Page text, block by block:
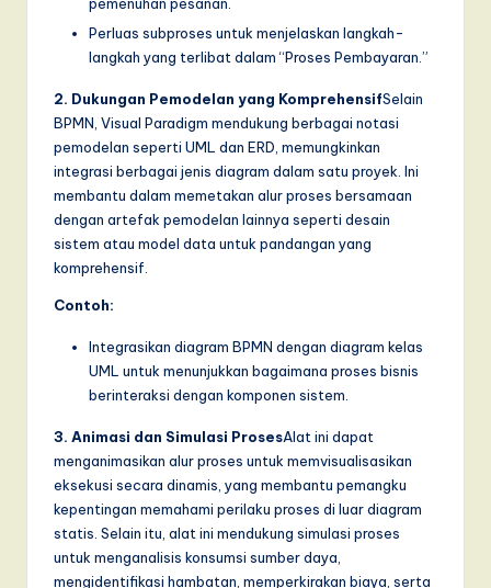
d
D
it
pemenuhan pesanan.
Perluas subproses untuk menjelaskan langkah-
langkah yang terlibat dalam “Proses Pembayaran.”
2. Dukungan Pemodelan yang KomprehensifSelain
BPMN, Visual Paradigm mendukung berbagai notasi
pemodelan seperti UML dan ERD, memungkinkan
integrasi berbagai jenis diagram dalam satu proyek. Ini
membantu dalam memetakan alur proses bersamaan
dengan artefak pemodelan lainnya seperti desain
sistem atau model data untuk pandangan yang
komprehensif.
Contoh:
Integrasikan diagram BPMN dengan diagram kelas
UML untuk menunjukkan bagaimana proses bisnis
berinteraksi dengan komponen sistem.
3. Animasi dan Simulasi ProsesAlat ini dapat
menganimasikan alur proses untuk memvisualisasikan
eksekusi secara dinamis, yang membantu pemangku
kepentingan memahami perilaku proses di luar diagram
statis. Selain itu, alat ini mendukung simulasi proses
untuk menganalisis konsumsi sumber daya,
mengidentifikasi hambatan, memperkirakan biaya, serta